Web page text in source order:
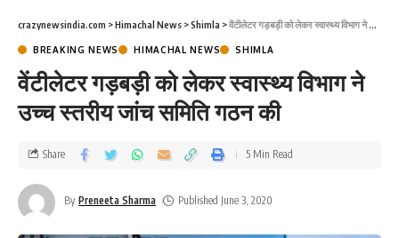
crazynewsindia.com >Himachal News >Shimla >वेंटीलेटर गड़बड़ी को लेकर स्वास्थ्य विभाग ने उच्च स्तरीय जांच समिति गठन की
BREAKING NEWS HIMACHAL NEWS SHIMLA
वेंटीलेटर गड़बड़ी को लेकर स्वास्थ्य विभाग ने
उच्च स्तरीय जांच समिति गठन की
By Preneeta Sharma Published June 3, 2020
Share 5 Min Read